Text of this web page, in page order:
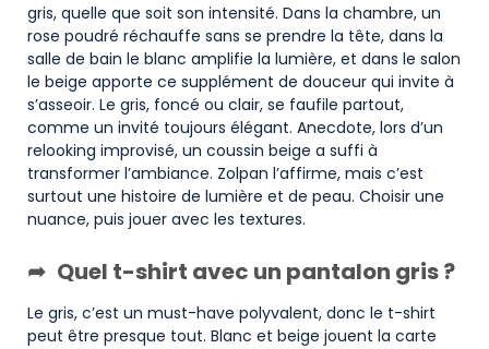
gris, quelle que soit son intensité. Dans la chambre, un
rose poudré réchauffe sans se prendre la tête, dans la
salle de bain le blanc amplifie la lumière, et dans le salon
le beige apporte ce supplément de douceur qui invite à
s’asseoir. Le gris, foncé ou clair, se faufile partout,
comme un invité toujours élégant. Anecdote, lors d’un
relooking improvisé, un coussin beige a suffi à
transformer l’ambiance. Zolpan l’affirme, mais c’est
surtout une histoire de lumière et de peau. Choisir une
nuance, puis jouer avec les textures.
Quel t-shirt avec un pantalon gris ?
Le gris, c’est un must-have polyvalent, donc le t-shirt
peut être presque tout. Blanc et beige jouent la carte